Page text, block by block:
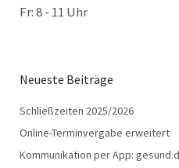
Fr: 8 - 11 Uhr
Neueste Beiträge
Schließzeiten 2025/2026
Online-Terminvergabe erweitert
Kommunikation per App: